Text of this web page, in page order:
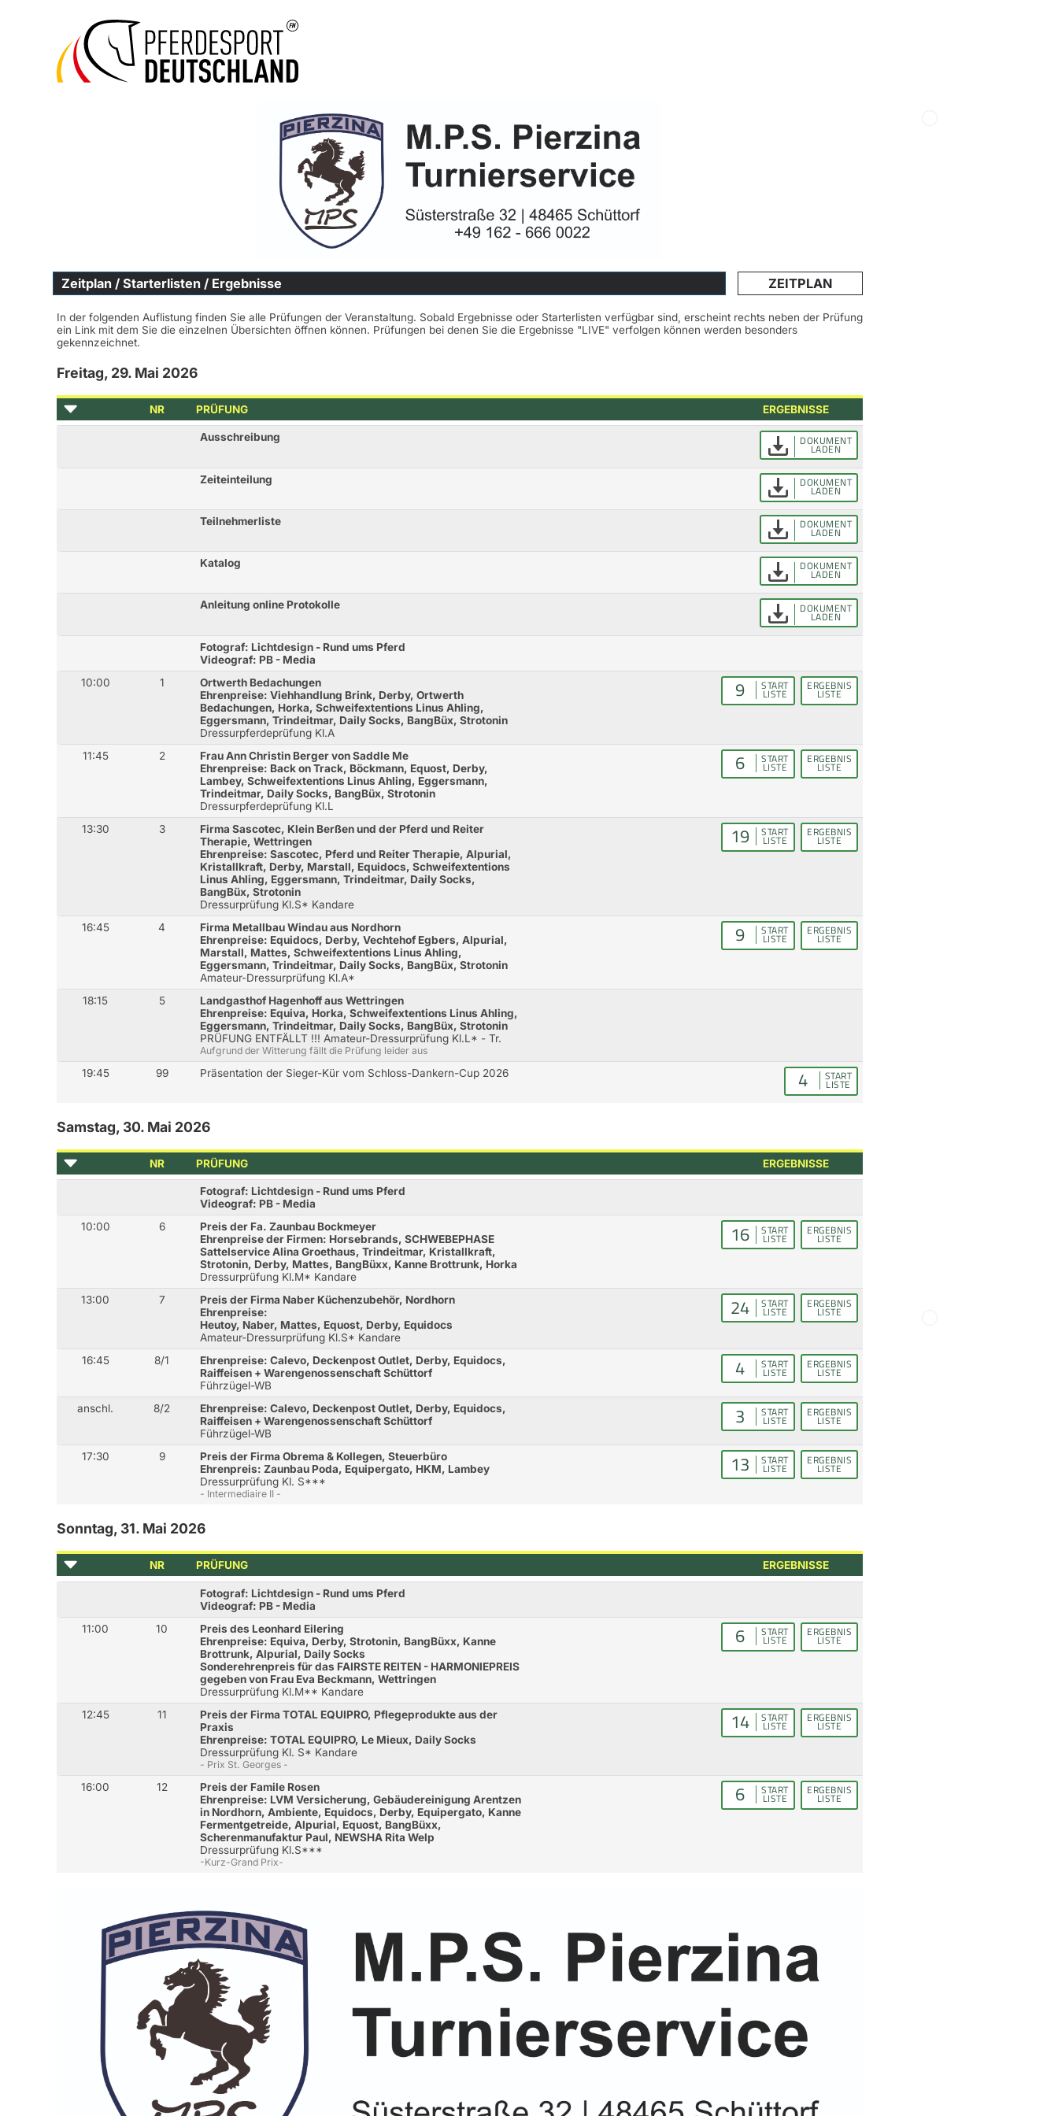
Zeitplan / Starterlisten / Ergebnisse ZEITPLAN
In der folgenden Auflistung finden Sie alle Prüfungen der Veranstaltung. Sobald Ergebnisse oder Starterlisten verfügbar sind, erscheint rechts neben der Prüfung
ein Link mit dem Sie die einzelnen Übersichten öffnen können. Prüfungen bei denen Sie die Ergebnisse "LIVE" verfolgen können werden besonders
gekennzeichnet.
Freitag, 29. Mai 2026
NR PRÜFUNG ERGEBNISSE
Ausschreibung DOKUMENT
LADEN
Zeiteinteilung DOKUMENT
LADEN
Teilnehmerliste DOKUMENT
LADEN
Katalog DOKUMENT
LADEN
Anleitung online Protokolle DOKUMENT
LADEN
Fotograf: Lichtdesign - Rund ums Pferd
Videograf: PB - Media
10:00
1
Ortwerth Bedachungen
Ehrenpreise: Viehhandlung Brink, Derby, Ortwerth
Bedachungen, Horka, Schweifextentions Linus Ahling,
Eggersmann, Trindeitmar, Daily Socks, BangBüx, Strotonin
Dressurpferdeprüfung Kl.A
9 START
LISTE
ERGEBNIS
LISTE
11:45 2
Frau Ann Christin Berger von Saddle Me
Ehrenpreise: Back on Track, Böckmann, Equost, Derby,
Lambey, Schweifextentions Linus Ahling, Eggersmann,
Trindeitmar, Daily Socks, BangBüx, Strotonin
Dressurpferdeprüfung Kl.L
6 START
LISTE
ERGEBNIS
LISTE
13:30 3
Firma Sascotec, Klein Berßen und der Pferd und Reiter
Therapie, Wettringen
Ehrenpreise: Sascotec, Pferd und Reiter Therapie, Alpurial,
Kristallkraft, Derby, Marstall, Equidocs, Schweifextentions
Linus Ahling, Eggersmann, Trindeitmar, Daily Socks,
BangBüx, Strotonin
Dressurprüfung Kl.S* Kandare
19 START
LISTE
ERGEBNIS
LISTE
16:45 4
Firma Metallbau Windau aus Nordhorn
Ehrenpreise: Equidocs, Derby, Vechtehof Egbers, Alpurial,
Marstall, Mattes, Schweifextentions Linus Ahling,
Eggersmann, Trindeitmar, Daily Socks, BangBüx, Strotonin
Amateur-Dressurprüfung Kl.A*
9 START
LISTE
ERGEBNIS
LISTE
18:15 5
Landgasthof Hagenhoff aus Wettringen
Ehrenpreise: Equiva, Horka, Schweifextentions Linus Ahling,
Eggersmann, Trindeitmar, Daily Socks, BangBüx, Strotonin
PRÜFUNG ENTFÄLLT !!! Amateur-Dressurprüfung Kl.L* - Tr.
Aufgrund der Witterung fällt die Prüfung leider aus
19:45 99 Präsentation der Sieger-Kür vom Schloss-Dankern-Cup 2026 4 START
LISTE
Samstag, 30. Mai 2026
NR PRÜFUNG ERGEBNISSE
Fotograf: Lichtdesign - Rund ums Pferd
Videograf: PB - Media
10:00
6
Preis der Fa. Zaunbau Bockmeyer
Ehrenpreise der Firmen: Horsebrands, SCHWEBEPHASE
Sattelservice Alina Groethaus, Trindeitmar, Kristallkraft,
Strotonin, Derby, Mattes, BangBüxx, Kanne Brottrunk, Horka
Dressurprüfung Kl.M* Kandare
16 START
LISTE
ERGEBNIS
LISTE
13:00 7
Preis der Firma Naber Küchenzubehör, Nordhorn
Ehrenpreise:
Heutoy, Naber, Mattes, Equost, Derby, Equidocs
Amateur-Dressurprüfung Kl.S* Kandare
24 START
LISTE
ERGEBNIS
LISTE
16:45 8/1
Ehrenpreise: Calevo, Deckenpost Outlet, Derby, Equidocs,
Raiffeisen + Warengenossenschaft Schüttorf
Führzügel-WB
4 START
LISTE
ERGEBNIS
LISTE
anschl. 8/2
Ehrenpreise: Calevo, Deckenpost Outlet, Derby, Equidocs,
Raiffeisen + Warengenossenschaft Schüttorf
Führzügel-WB
3 START
LISTE
ERGEBNIS
LISTE
17:30 9
Preis der Firma Obrema & Kollegen, Steuerbüro
Ehrenpreis: Zaunbau Poda, Equipergato, HKM, Lambey
Dressurprüfung Kl. S***
- Intermediaire II -
13 START
LISTE
ERGEBNIS
LISTE
Sonntag, 31. Mai 2026
NR PRÜFUNG ERGEBNISSE
Fotograf: Lichtdesign - Rund ums Pferd
Videograf: PB - Media
11:00
10
Preis des Leonhard Eilering
Ehrenpreise: Equiva, Derby, Strotonin, BangBüxx, Kanne
Brottrunk, Alpurial, Daily Socks
Sonderehrenpreis für das FAIRSTE REITEN - HARMONIEPREIS
gegeben von Frau Eva Beckmann, Wettringen
Dressurprüfung Kl.M** Kandare
6 START
LISTE
ERGEBNIS
LISTE
12:45 11
Preis der Firma TOTAL EQUIPRO, Pflegeprodukte aus der
Praxis
Ehrenpreise: TOTAL EQUIPRO, Le Mieux, Daily Socks
Dressurprüfung Kl. S* Kandare
- Prix St. Georges -
14 START
LISTE
ERGEBNIS
LISTE
16:00 12
Preis der Famile Rosen
Ehrenpreise: LVM Versicherung, Gebäudereinigung Arentzen
in Nordhorn, Ambiente, Equidocs, Derby, Equipergato, Kanne
Fermentgetreide, Alpurial, Equost, BangBüxx,
Scherenmanufaktur Paul, NEWSHA Rita Welp
Dressurprüfung Kl.S***
-Kurz-Grand Prix-
6 START
LISTE
ERGEBNIS
LISTE